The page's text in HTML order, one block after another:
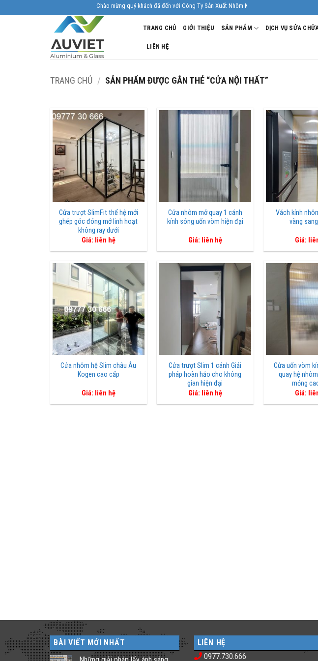
to
Chào mừng quý khách đã đến với Công Ty Sản Xuất Nhôm Kính Âu Viêt. Nhà Sản xuất - Thi
TRANG CHỦ GIỚI THIỆU SẢN PHẨM DỊCH VỤ SỬA
LIÊN HỆ
TRANG CHỦ / SẢN PHẨM ĐƯỢC GẮN THẺ “CỬA NỘI THẤT”
Cửa trượt SlimFit thế hệ mới
ghép góc đóng mở linh hoạt
không ray dưới
Giá: liên hệ
Cửa nhôm mở quay 1 cánh
kính sóng uốn vòm hiện đại
Giá: liên hệ
Vách kính
vàng
Giá:
Cửa nhôm hệ Slim châu Âu
Kogen cao cấp
Giá: liên hệ
Cửa trượt Slim 1 cánh Giải
pháp hoàn hảo cho không
gian hiện đại
Giá: liên hệ
Cửa uốn vòm
quay hệ
mỏng
Giá:
BÀI VIẾT MỚI NHẤT
LIÊN HỆ
0977.730.666